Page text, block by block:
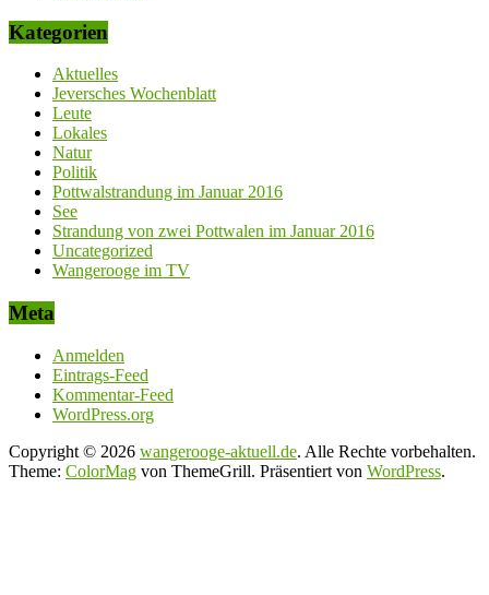
Kategorien
Aktuelles
Jeversches Wochenblatt
Leute
Lokales
Natur
Politik
Pottwalstrandung im Januar 2016
See
Strandung von zwei Pottwalen im Januar 2016
Uncategorized
Wangerooge im TV
Meta
Anmelden
Eintrags-Feed
Kommentar-Feed
WordPress.org
Copyright © 2026 wangerooge-aktuell.de. Alle Rechte vorbehalten.
Theme: ColorMag von ThemeGrill. Präsentiert von WordPress.